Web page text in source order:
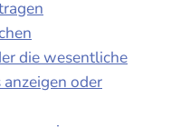
die wesentliche
oder